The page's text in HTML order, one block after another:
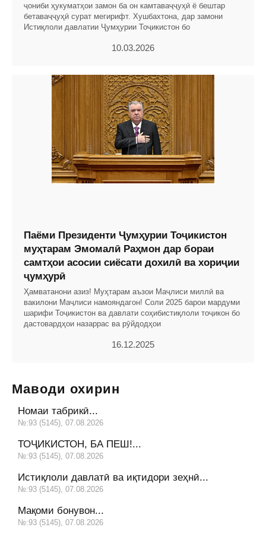
ҷониби ҳукуматҳои замон ба он камтаваҷҷуҳӣ ё бештар
бетаваҷҷуҳӣ сурат мегирифт. Хушбахтона, дар замони
Истиқлоли давлатии Ҷумҳурии Тоҷикистон бо
10.03.2026
Паёми Президенти Ҷумҳурии Тоҷикистон
муҳтарам Эмомалӣ Раҳмон дар бораи
самтҳои асосии сиёсати дохилӣ ва хориҷии
ҷумҳурӣ
Ҳамватанони азиз! Муҳтарам аъзои Маҷлиси миллӣ ва
вакилони Маҷлиси намояндагон! Соли 2025 барои мардуми
шарифи Тоҷикистон ва давлати соҳибистиқлоли тоҷикон бо
дастовардҳои назаррас ва рӯйдодҳои
16.12.2025
Маводи охирин
Номаи табрикӣ...
№:93 (5145), 07.08.2026
ТОҶИКИСТОН, БА ПЕШ!...
№:93 (5145), 07.08.2026
Истиқлоли давлатӣ ва иқтидори зеҳнӣ...
№:93 (5145), 07.08.2026
Мақоми бонувон...
№:93 (5145), 07.08.2026